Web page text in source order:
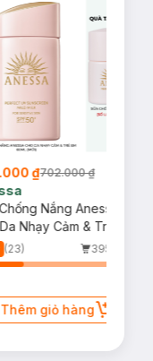
₫702.000 ₫
Nắng Anessa
Nhạy Cảm & Trẻ Em
(23)
395/tháng
Thêm giỏ hàng